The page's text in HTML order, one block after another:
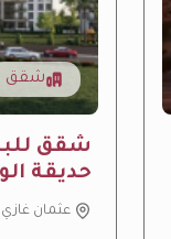
شقق
شقق
حديقة
عثمان